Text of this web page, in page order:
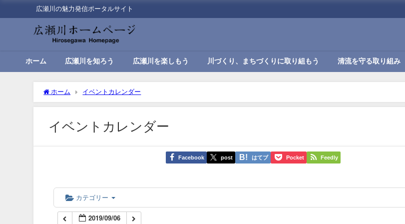
広瀬川の魅力発信ポータルサイト
ホーム 広瀬川を知ろう 広瀬川を楽しもう 川づくり、まちづくりに取り組もう 清流を守る取り組み
ホーム イベントカレンダー
イベントカレンダー
Facebook post はてブ Pocket Feedly
カテゴリー
2019/09/06
01:00
04:00
06:00